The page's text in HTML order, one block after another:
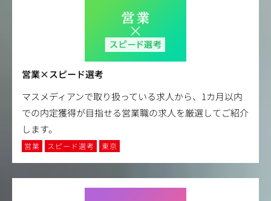
営業×スピード選考
マスメディアンで取り扱っている求人から、1カ月以内
での内定獲得が目指せる営業職の求人を厳選してご紹介
します。
営業 スピード選考 東京